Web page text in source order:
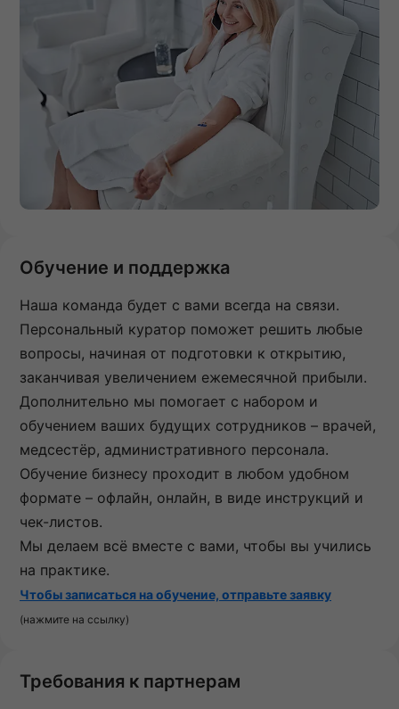
Обучение и поддержка
Наша команда будет с вами всегда на связи.
Персональный куратор поможет решить любые
вопросы, начиная от подготовки к открытию,
заканчивая увеличением ежемесячной прибыли.
Дополнительно мы помогает с набором и
обучением ваших будущих сотрудников – врачей,
медсестёр, административного персонала.
Обучение бизнесу проходит в любом удобном
формате – офлайн, онлайн, в виде инструкций и
чек-листов.
Мы делаем всё вместе с вами, чтобы вы учились
на практике.
Чтобы записаться на обучение, отправьте заявку
(нажмите на ссылку)
Требования к партнерам